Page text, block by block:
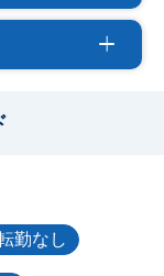
勤なし